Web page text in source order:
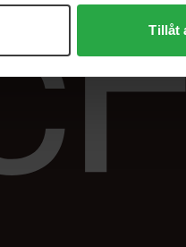
Tillåt